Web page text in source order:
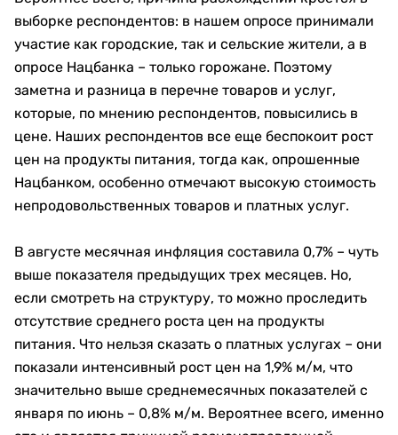
выборке респондентов: в нашем опросе принимали
участие как городские, так и сельские жители, а в
опросе Нацбанка – только горожане. Поэтому
заметна и разница в перечне товаров и услуг,
которые, по мнению респондентов, повысились в
цене. Наших респондентов все еще беспокоит рост
цен на продукты питания, тогда как, опрошенные
Нацбанком, особенно отмечают высокую стоимость
непродовольственных товаров и платных услуг.
В августе месячная инфляция составила 0,7% – чуть
выше показателя предыдущих трех месяцев. Но,
если смотреть на структуру, то можно проследить
отсутствие среднего роста цен на продукты
питания. Что нельзя сказать о платных услугах – они
показали интенсивный рост цен на 1,9% м/м, что
значительно выше среднемесячных показателей с
января по июнь – 0,8% м/м. Вероятнее всего, именно